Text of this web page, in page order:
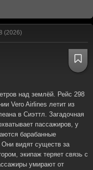
(2026)
над землёй. Рейс 298
Vero Airlines летит из
в Сиэттл. Загадочная
пассажиров, у
барабанные
Они видят существ за
экипаж теряет связь с
умирают от